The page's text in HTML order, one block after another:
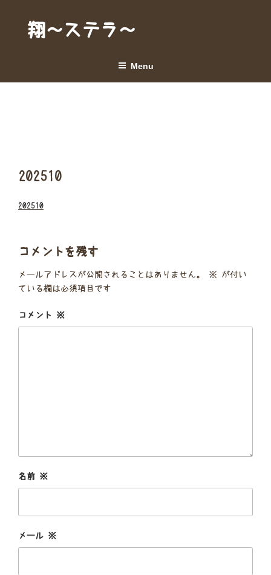
content翔～ステラ～
Menu
202510
202510
コメントを残す
メールアドレスが公開されることはありません。 ※ が付い
ている欄は必須項目です
コメント ※
名前 ※
メール ※